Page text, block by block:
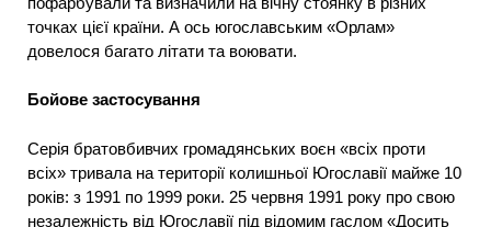
точках цієї країни. А ось югославським «Орлам»
довелося багато літати та воювати.
Бойове застосування
Серія братовбивчих громадянських воєн «всіх проти
всіх» тривала на території колишньої Югославії майже 10
років: з 1991 по 1999 роки. 25 червня 1991 року про свою
незалежність від Югославії під відомим гаслом «Досить